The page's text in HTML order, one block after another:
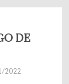
DE
2022